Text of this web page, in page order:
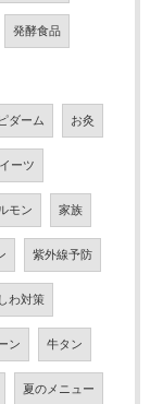
発酵食品
ダーム お灸
ーツ
モン 家族
紫外線予防
しわ対策
ン 牛タン
夏のメニュー